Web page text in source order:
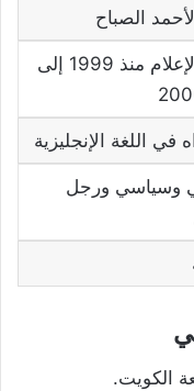
الصباح
وزير الإعلام منذ 1999 إلى
في اللغة الإنجليزية
وسياسي ورجل
الكويت.